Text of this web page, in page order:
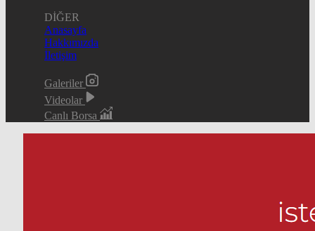
DİĞER
Anasayfa
Hakkımızda
İletişim
Galeriler
Videolar
Canlı Borsa